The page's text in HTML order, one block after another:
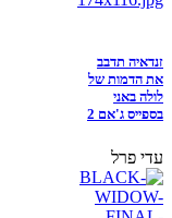
זנדאיה תדבב
את הדמות של
לולה באני
בספייס ג'אם 2
עדי פרל